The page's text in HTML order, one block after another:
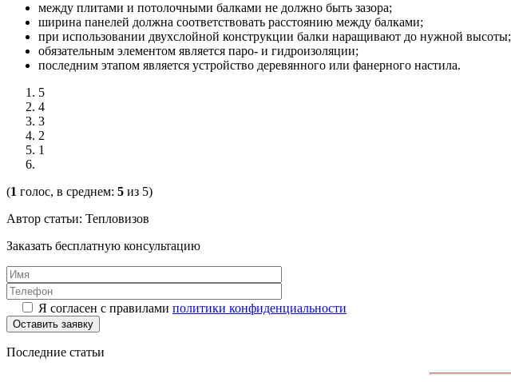
между плитами и потолочными балками не должно быть зазора;
ширина панелей должна соответствовать расстоянию между балками;
при использовании двухслойной конструкции балки наращивают до нужной высоты;
обязательным элементом является паро- и гидроизоляции;
последним этапом является устройство деревянного или фанерного настила.
5
4
3
2
1
(1 голос, в среднем: 5 из 5)
Автор статьи: Тепловизов
Заказать бесплатную консультацию
Я согласен с правилами политики конфиденциальности
Последние статьи